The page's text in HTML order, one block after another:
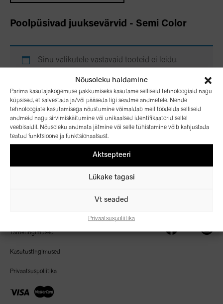
Nõusoleku haldamine
Parima kasutajakogemuse pakkumiseks kasutame selliseid tehnoloogiaid nagu
küpsised, et salvestada ja/või pääseda ligi seadme andmetele. Nende
tehnoloogiate kasutamisega nõustumine võimaldab meil töödelda selliseid
andmeid nagu sirvimiskäitumine või unikaalsed identifikaatorid sellel
veebisaidil. Nõusoleku andmata jätmine või selle tühistamine võib kahjustada
teatud funktsioone ja funktsionaalsust.
Aktsepteeri
Lükake tagasi
Vt seaded
Privaatsuspoliitika
Poolpüsivad juuksevärvid - Semi Color
Sinu valikutele vastavaid tooteid ei leidu.
Algusleht
Tarnetingimused
Kasutustingimused
Privaatsuspoliitika